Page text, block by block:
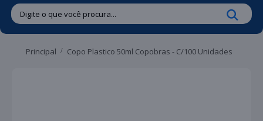
Principal Copo Plastico 50ml Copobras - C/100 Unidades